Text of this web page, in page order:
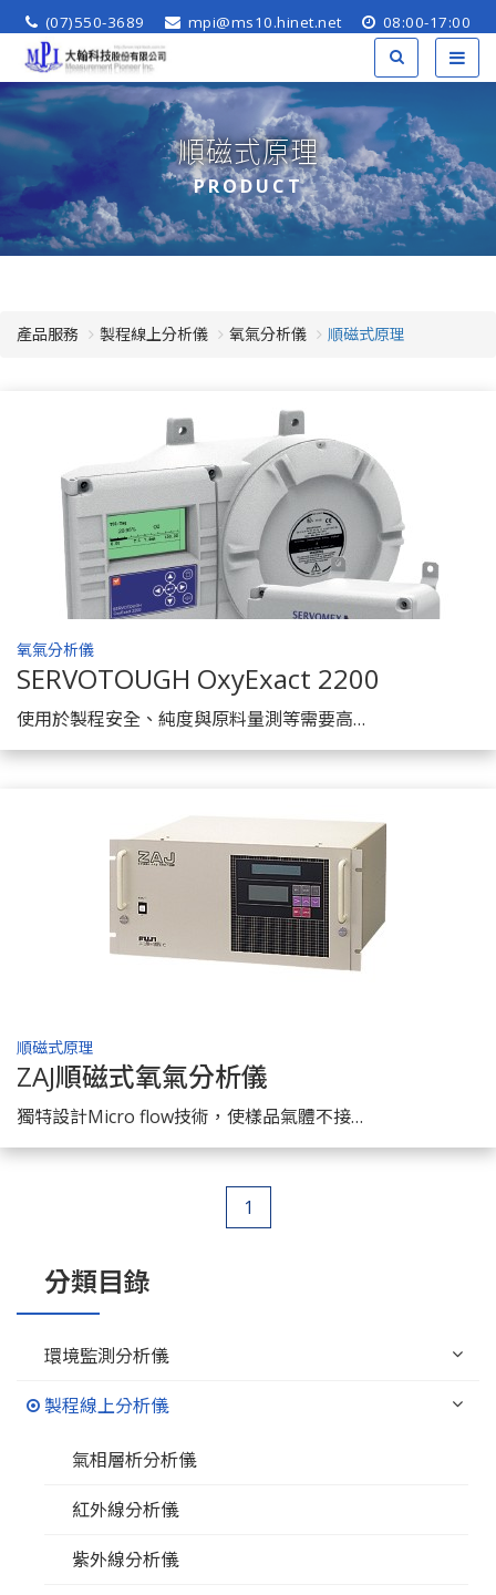
(07)550-3689 mpi@ms10.hinet.net 08:00-17:00
順磁式原理
PRODUCT
產品服務 製程線上分析儀 氧氣分析儀 順磁式原理
了解商品
氧氣分析儀
SERVOTOUGH OxyExact 2200 製程氧
使用於製程安全、純度與原料量測等需要高效能製程控制之應用
了解商品
順磁式原理
ZAJ順磁式氧氣分析儀
獨特設計Micro flow技術，使樣品氣體不接觸偵測元件，Sensor壽命最長。
1
分類目錄
環境監測分析儀
製程線上分析儀
氣相層析分析儀
紅外線分析儀
紫外線分析儀